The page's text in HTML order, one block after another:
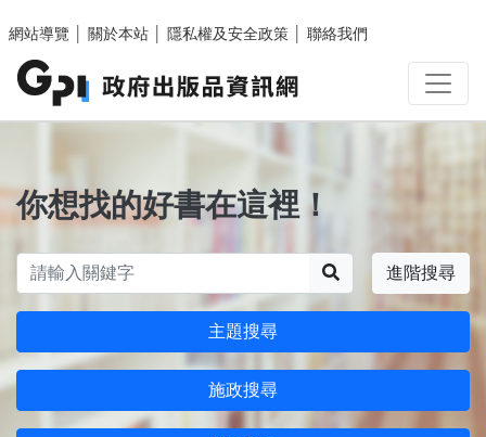
網站導覽
關於本站 隱私權及安全政策 聯絡我們
你想找的好書在這裡！
進階搜尋
主題搜尋
施政搜尋